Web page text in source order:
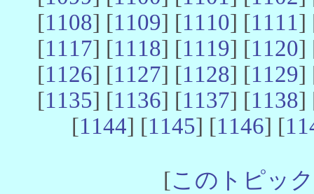
[1108] [1109] [1110] [1111]
[1117] [1118] [1119] [1120]
[1126] [1127] [1128] [1129]
[1135] [1136] [1137] [1138]
[1144] [1145] [1146] [
[このトピッ